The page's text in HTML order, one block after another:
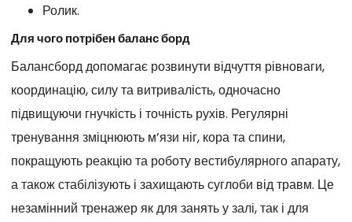
Ролик.
Для чого потрібен баланс борд
Балансборд допомагає розвинути відчуття рівноваги,
координацію, силу та витривалість, одночасно
підвищуючи гнучкість і точність рухів. Регулярні
тренування зміцнюють м’язи ніг, кора та спини,
покращують реакцію та роботу вестибулярного апарату,
а також стабілізують і захищають суглоби від травм. Це
незамінний тренажер як для занять у залі, так і для